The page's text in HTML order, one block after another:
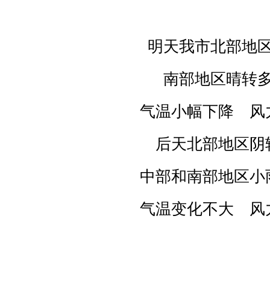
明天我市北部地
南部地区晴转
气温小幅下降 风
后天北部地区阴
中部和南部地区小
气温变化不大 风